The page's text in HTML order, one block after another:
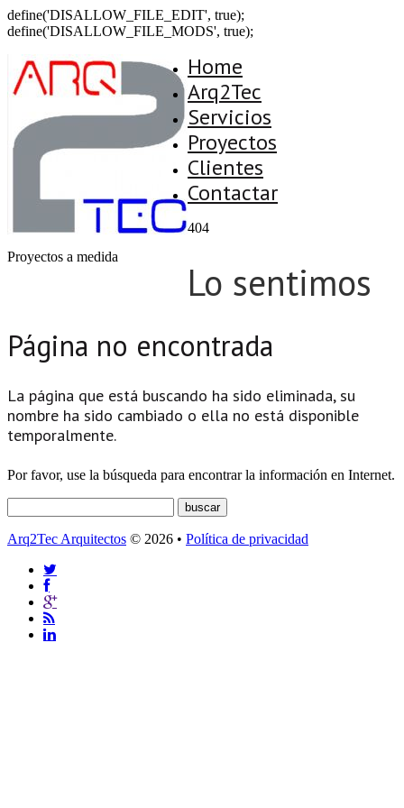
define('DISALLOW_FILE_EDIT', true);
define('DISALLOW_FILE_MODS', true);
Proyectos a medida
Home
Arq2Tec
Servicios
Proyectos
Clientes
Contactar
404
Lo sentimos
Página no encontrada
La página que está buscando ha sido eliminada, su
nombre ha sido cambiado o ella no está disponible
temporalmente.
Por favor, use la búsqueda para encontrar la información en Internet.
Arq2Tec Arquitectos © 2026 • Política de privacidad